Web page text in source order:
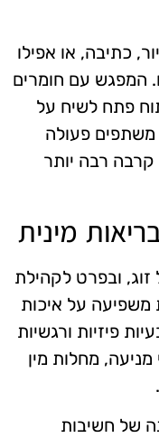
כתיבה, או אפילו
המפגש עם חומרים
פתח לשיח על
משתפים פעולה
קרבה רבה יותר
מינית
זוג, ובפרט לקהילת
משפיעה על איכות
פיזיות ורגשיות
מחלות מין
של חשיבות